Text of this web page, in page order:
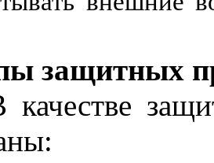
защитных
качестве